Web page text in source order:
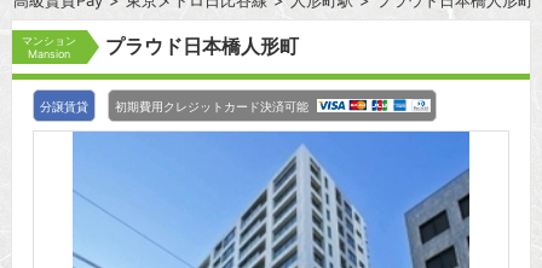
マンション
Mansion
プラウド日本橋人形町
分譲賃貸 初期費用クレジットカード決済可能